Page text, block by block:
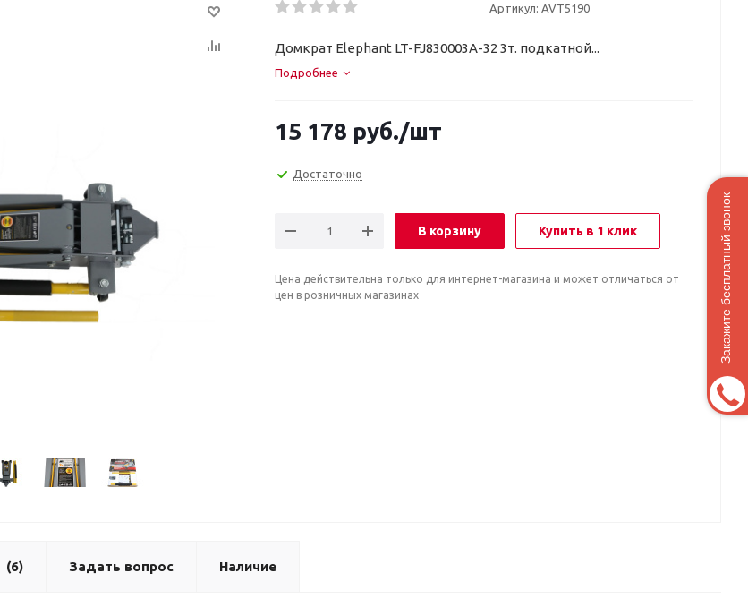
Артикул: AVT5190
Домкрат Elephant LT-FJ830003A-32 3т. подкатной...
Подробнее
15 178 руб./шт
Достаточно
В корзину Купить в 1 клик
Цена действительна только для интернет-магазина и может отличаться от
цен в розничных магазинах
(6) Задать вопрос Наличие
Закажите бесплатный звонок